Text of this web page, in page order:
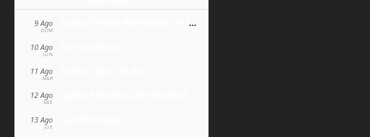
9 Ago
DOM
Santa Teresa Benedicta de la Cruz
10 Ago
LUN
11 Ago
MAR
12 Ago
MIÉ
13 Ago
JUE